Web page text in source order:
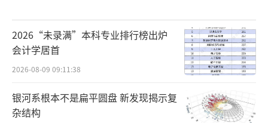
2026“未录满”本科专业排行榜出炉
会计学居首
2026-08-09 09:11:38
银河系根本不是扁平圆盘 新发现揭示复
杂结构